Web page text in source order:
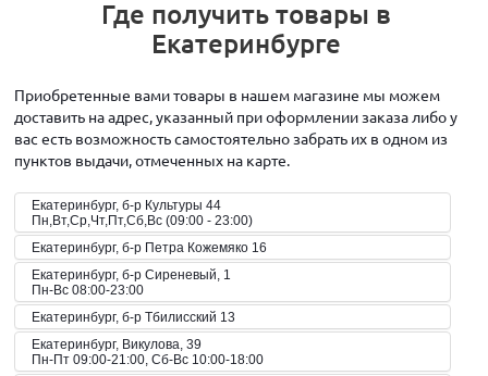
Где получить товары в
Екатеринбурге
Приобретенные вами товары в нашем магазине мы можем
доставить на адрес, указанный при оформлении заказа либо у
вас есть возможность самостоятельно забрать их в одном из
пунктов выдачи, отмеченных на карте.
Екатеринбург, б-р Культуры 44
Пн,Вт,Ср,Чт,Пт,Сб,Вс (09:00 - 23:00)
Екатеринбург, б-р Петра Кожемяко 16
Екатеринбург, б-р Сиреневый, 1
Пн-Вс 08:00-23:00
Екатеринбург, б-р Тбилисский 13
Екатеринбург, Викулова, 39
Пн-Пт 09:00-21:00, Сб-Вс 10:00-18:00